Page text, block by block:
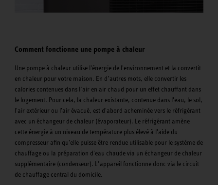
Comment fonctionne une pompe à chaleur
Une pompe à chaleur utilise l'énergie de l'environnement et la convertit
en chaleur pour votre maison. En d’autres mots, elle convertir les
calories contenues dans l’air en air chaud pour un effet chauffant dans
le logement. Pour cela, la chaleur existante, contenue dans l'eau, le sol,
l'air extérieur ou l'air évacué, est d'abord acheminée vers le réfrigérant
avec un échangeur de chaleur (évaporateur). Le réfrigérant amène
cette énergie à un niveau de température plus élevé à l'aide du
compresseur afin qu'elle puisse être rendue utilisable pour le système de
chauffage ou la préparation d'eau chaude via un échangeur de chaleur
supplémentaire (condenseur). L’appareil fonctionne donc via le circuit
de chauffage central du domicile.